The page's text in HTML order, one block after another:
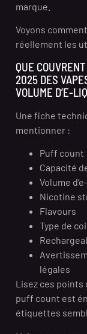
marque.
Voyons
réellement les
QUE
2025 DES
VOLUME D’E-
Une fiche
mentionner :
Puff count
Capacité
Volume
Nicotine
Flavours
Type de
légales
Lisez ces points
puff count est
étiquettes